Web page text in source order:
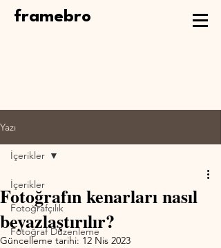
framebro
Yazı
İçerikler
Fotoğrafçılık
Fotoğraf Düzenleme
İçerikler
Fotoğrafın kenarları nasıl
beyazlaştırılır?
Güncelleme tarihi: 12 Nis 2023